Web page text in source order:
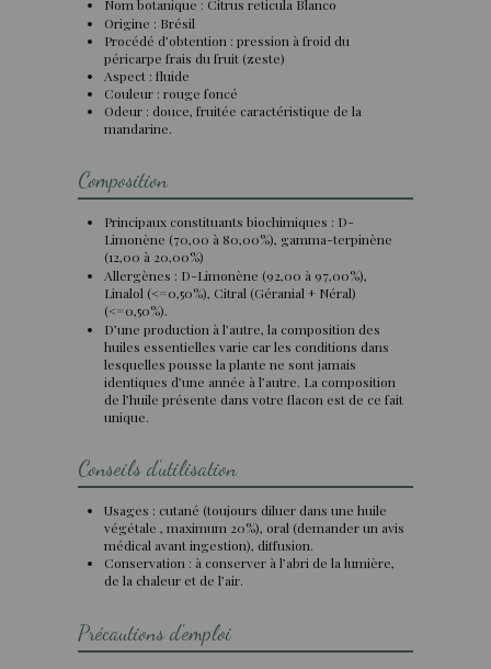
Nom botanique : Citrus reticula Blanco
Origine : Brésil
Procédé d’obtention : pression à froid du
péricarpe frais du fruit (zeste)
Aspect : fluide
Couleur : rouge foncé
Odeur : douce, fruitée caractéristique de la
mandarine.
Composition
Principaux constituants biochimiques : D-
Limonène (70,00 à 80,00%), gamma-terpinène
(12,00 à 20,00%)
Allergènes : D-Limonène (92,00 à 97,00%),
Linalol (<=0,50%), Citral (Géranial + Néral)
(<=0,50%).
D’une production à l’autre, la composition des
huiles essentielles varie car les conditions dans
lesquelles pousse la plante ne sont jamais
identiques d’une année à l’autre. La composition
de l’huile présente dans votre flacon est de ce fait
unique.
Conseils d'utilisation
Usages : cutané (toujours diluer dans une huile
végétale , maximum 20%), oral (demander un avis
médical avant ingestion), diffusion.
Conservation : à conserver à l’abri de la lumière,
de la chaleur et de l’air.
Précautions d'emploi